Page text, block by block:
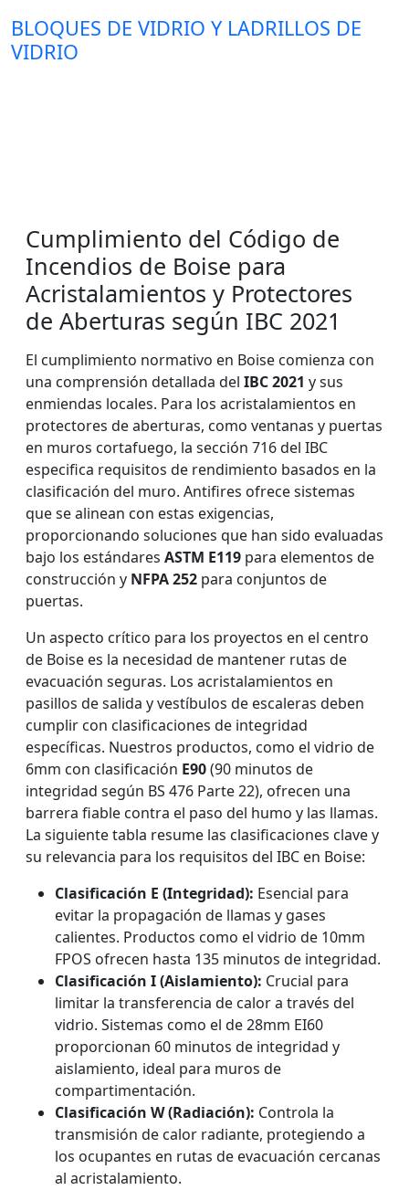
BLOQUES DE VIDRIO Y LADRILLOS DE
VIDRIO
Cumplimiento del Código de
Incendios de Boise para
Acristalamientos y Protectores
de Aberturas según IBC 2021
El cumplimiento normativo en Boise comienza con
una comprensión detallada del IBC 2021 y sus
enmiendas locales. Para los acristalamientos en
protectores de aberturas, como ventanas y puertas
en muros cortafuego, la sección 716 del IBC
especifica requisitos de rendimiento basados en la
clasificación del muro. Antifires ofrece sistemas
que se alinean con estas exigencias,
proporcionando soluciones que han sido evaluadas
bajo los estándares ASTM E119 para elementos de
construcción y NFPA 252 para conjuntos de
puertas.
Un aspecto crítico para los proyectos en el centro
de Boise es la necesidad de mantener rutas de
evacuación seguras. Los acristalamientos en
pasillos de salida y vestíbulos de escaleras deben
cumplir con clasificaciones de integridad
específicas. Nuestros productos, como el vidrio de
6mm con clasificación E90(90 minutos de
integridad según BS 476 Parte 22), ofrecen una
barrera fiable contra el paso del humo y las llamas.
La siguiente tabla resume las clasificaciones clave y
su relevancia para los requisitos del IBC en Boise:
Clasificación E (Integridad): Esencial para
evitar la propagación de llamas y gases
calientes. Productos como el vidrio de 10mm
FPOS ofrecen hasta 135 minutos de integridad.
Clasificación I (Aislamiento): Crucial para
limitar la transferencia de calor a través del
vidrio. Sistemas como el de 28mm EI60
proporcionan 60 minutos de integridad y
aislamiento, ideal para muros de
compartimentación.
Clasificación W (Radiación): Controla la
transmisión de calor radiante, protegiendo a
los ocupantes en rutas de evacuación cercanas
al acristalamiento.